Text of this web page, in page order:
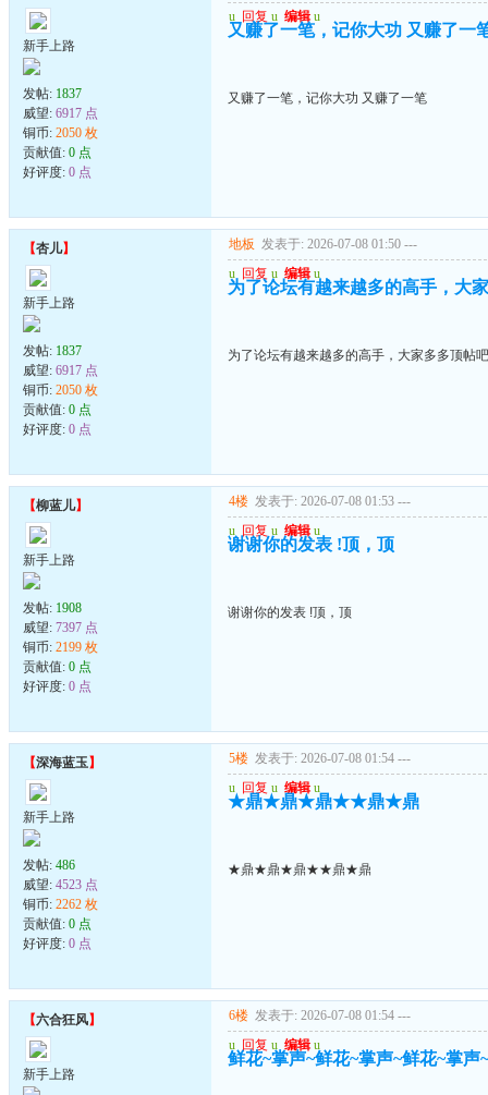
新手上路
发帖: 1837
威望: 6917 点
铜币: 2050 枚
贡献值: 0 点
好评度: 0 点
u 回复 u 编辑 u
又赚了一笔，记你大功 又赚了一
又赚了一笔，记你大功 又赚了一笔
【杏儿】
新手上路
发帖: 1837
威望: 6917 点
铜币: 2050 枚
贡献值: 0 点
好评度: 0 点
地板 发表于: 2026-07-08 01:50 ---
u 回复 u 编辑 u
为了论坛有越来越多的高手，大
为了论坛有越来越多的高手，大家多多顶帖
【柳蓝儿】
新手上路
发帖: 1908
威望: 7397 点
铜币: 2199 枚
贡献值: 0 点
好评度: 0 点
4楼 发表于: 2026-07-08 01:53 ---
u 回复 u 编辑 u
谢谢你的发表 !顶，顶
谢谢你的发表 !顶，顶
【深海蓝玉】
新手上路
发帖: 486
威望: 4523 点
铜币: 2262 枚
贡献值: 0 点
好评度: 0 点
5楼 发表于: 2026-07-08 01:54 ---
u 回复 u 编辑 u
★鼎★鼎★鼎★★鼎★鼎
★鼎★鼎★鼎★★鼎★鼎
【六合狂风】
新手上路
6楼 发表于: 2026-07-08 01:54 ---
u 回复 u 编辑 u
鲜花~掌声~鲜花~掌声~鲜花~掌声